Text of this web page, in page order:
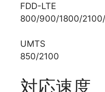
FDD-LTE
800/900/1800/
UMTS
850/2100
対応速度